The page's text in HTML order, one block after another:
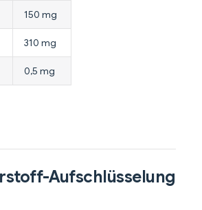
150 mg
310 mg
0,5 mg
Aufschlüsselung